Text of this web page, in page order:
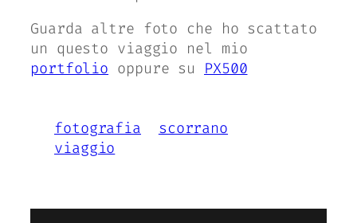
Guarda altre foto che ho scattato
un questo viaggio nel mio
portfolio oppure su PX500
fotografia
scorrano
viaggio